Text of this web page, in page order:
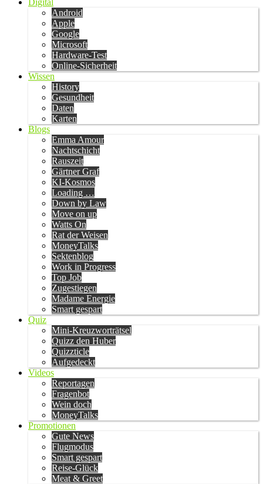
Digital
Android
Apple
Google
Microsoft
Hardware-Test
Online-Sicherheit
Wissen
History
Gesundheit
Daten
Karten
Blogs
Emma Amour
Nachtschicht
Rauszeit
Gärtner Graf
KI-Kosmos
Loading …
Down by Law
Move on up
Watts On
Rat der Weisen
MoneyTalks
Sektenblog
Work in Progress
Top Job
Zugestiegen
Madame Energie
Smart gespart
Quiz
Mini-Kreuzworträtsel
Quizz den Huber
Quizzticle
Aufgedeckt
Videos
Reportagen
Fragenbot
Wein doch
MoneyTalks
Promotionen
Gute News
Flugmodus
Smart gespart
Reise-Glück
Meat & Greet